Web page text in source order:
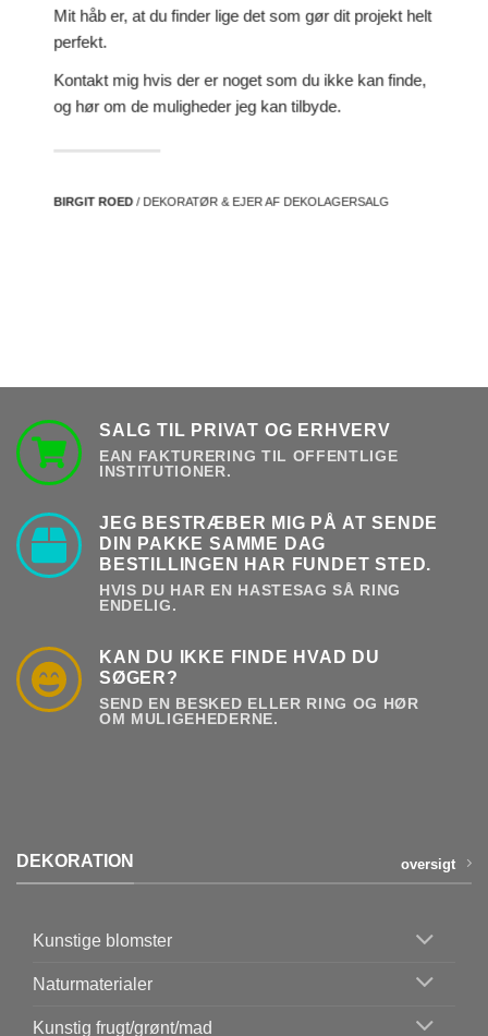
Mit håb er, at du finder lige det som gør dit projekt helt
perfekt.
Kontakt mig hvis der er noget som du ikke kan finde,
og hør om de muligheder jeg kan tilbyde.
BIRGIT ROED/ DEKORATØR & EJER AF DEKOLAGERSALG
SALG TIL PRIVAT OG ERHVERV
EAN FAKTURERING TIL OFFENTLIGE
INSTITUTIONER.
JEG BESTRÆBER MIG PÅ AT SENDE
DIN PAKKE SAMME DAG
BESTILLINGEN HAR FUNDET STED.
HVIS DU HAR EN HASTESAG SÅ RING
ENDELIG.
KAN DU IKKE FINDE HVAD DU
SØGER?
SEND EN BESKED ELLER RING OG HØR
OM MULIGEHEDERNE.
DEKORATION oversigt
Kunstige blomster
Naturmaterialer
Kunstig frugt/grønt/mad